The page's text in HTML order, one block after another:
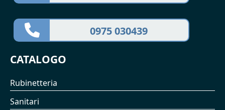
0975 030439
CATALOGO
Rubinetteria
Sanitari